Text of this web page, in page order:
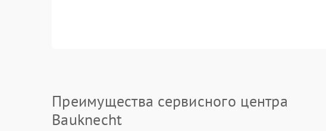
Преимущества сервисного центра
Bauknecht